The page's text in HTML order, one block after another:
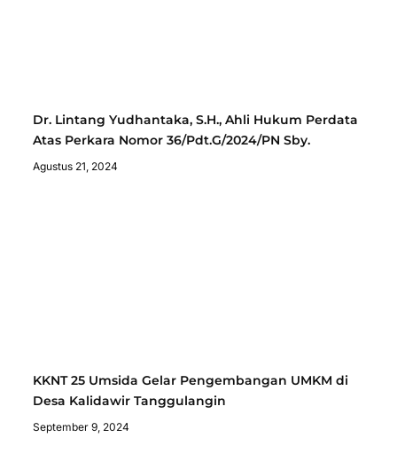
Dr. Lintang Yudhantaka, S.H., Ahli Hukum Perdata
Atas Perkara Nomor 36/Pdt.G/2024/PN Sby.
Agustus 21, 2024
KKNT 25 Umsida Gelar Pengembangan UMKM di
Desa Kalidawir Tanggulangin
September 9, 2024